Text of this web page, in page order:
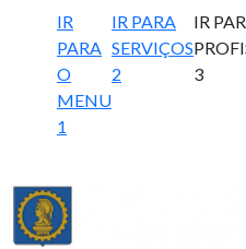
IR
PARA
O
MENU
1
IR PARA
SERVIÇOS
2
IR
3